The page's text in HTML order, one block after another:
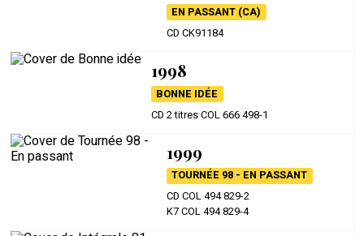
EN PASSANT (CA)
CD CK91184
1998
BONNE IDÉE
CD 2 titres COL 666 498-1
1999
TOURNÉE 98 - EN PASSANT
CD COL 494 829-2
K7 COL 494 829-4